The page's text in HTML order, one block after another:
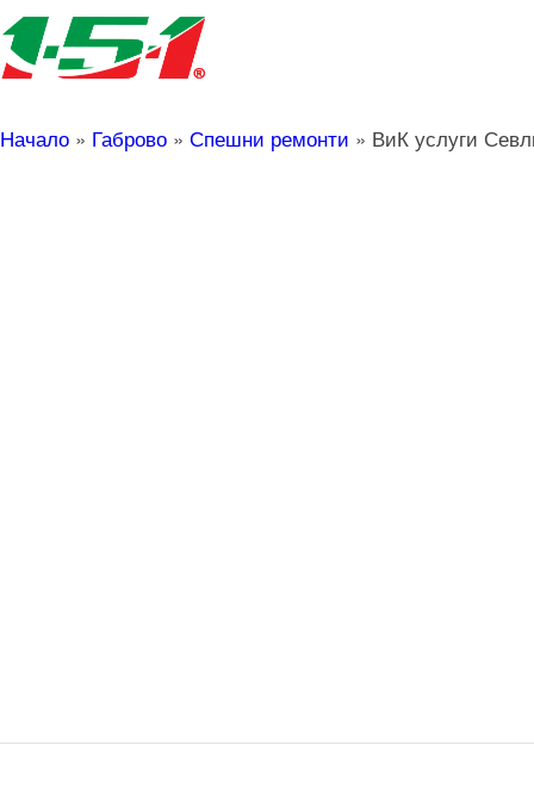
Начало » Габрово » Спешни ремонти » ВиК услуги